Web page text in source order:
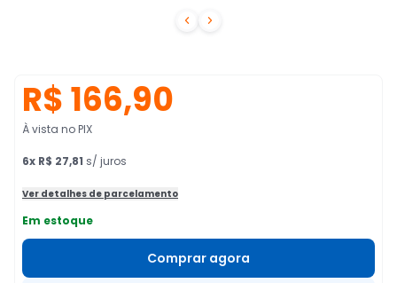
 
R$ 166,90
À vista no PIX
6x R$ 27,81 s/ juros
Ver detalhes de parcelamento
Em estoque
Comprar agora